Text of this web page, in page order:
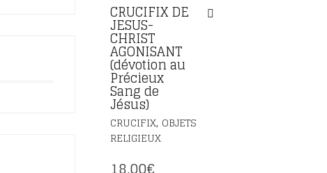
CRUCIFIX DE
JESUS-
CHRIST
AGONISANT
(dévotion au
Précieux
Sang de
Jésus)
CRUCIFIX, OBJETS
RELIGIEUX